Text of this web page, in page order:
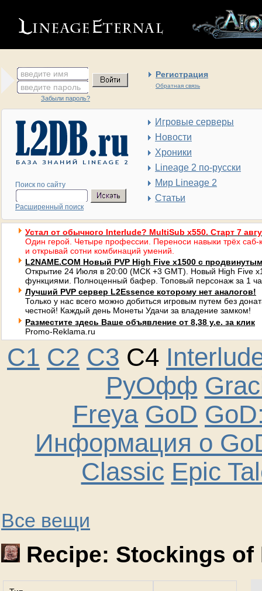
введите имя Регистрация
Обратная связь
введите пароль
Забыли пароль?
Поиск по сайту
Расширенный поиск
Игровые серверы
Новости
Хроники
Lineage 2 по-русски
Мир Lineage 2
Статьи
Устал от обычного Interlude? MultiSub x550. Старт 7
Один герой. Четыре профессии. Переноси навыки трёх саб-
и открывай сотни комбинаций умений.
L2NAME.COM Новый PVP High Five x1500 с
Открытие 24 Июля в 20:00 (МСК +3 GMT). Новый High Five
функциями. Полноценный бафер. Топовый персонаж за 1
Лучший PVP сервер L2Essence которому нет аналогов!
Только у нас всего можно добиться игровым путем без
честной! Каждый день Монеты Удачи за владение замком!
Разместите здесь Ваше объявление от 8,38 у.е. за клик
Promo-Reklama.ru
C1 C2 C3 C4
РуОфф
Freya GoD
Информация о
Classic Epic
Все вещи
Recipe: Stockings of